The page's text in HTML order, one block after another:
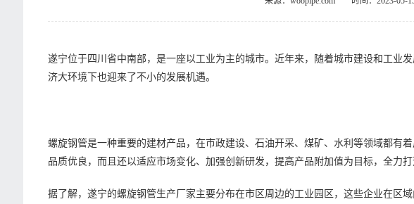
遂宁位于四川省中南部，是一座以工业为主的城市。近年来，随着城市建设和工业
济大环境下也迎来了不小的发展机遇。
螺旋钢管是一种重要的建材产品，在市政建设、石油开采、煤矿、水利等领域都有
品质优良，而且还以适应市场变化、加强创新研发，提高产品附加值为目标，全力
据了解，遂宁的螺旋钢管生产厂家主要分布在市区周边的工业园区，这些企业在区